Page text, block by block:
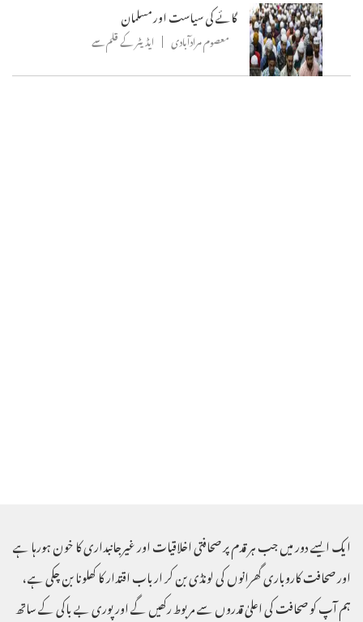
گائے کی سیاست اور مسلمان
معصوم مرادآبادی ایڈیٹر کے قلم سے
ایک ایسے دور میں جب ہر قدم پر صحافتی اخلاقیات اور غیرجانبداری کا خون ہورہا ہے
اور صحافت کاروباری گھرانوں کی لونڈی بن کر ارباب اقتدار کا کھلونا بن چکی ہے ،
ہم آپ کو صحافت کی اعلیٰ قدروں سے مربوط رکھیں گے اور پوری بے باکی کے ساتھ